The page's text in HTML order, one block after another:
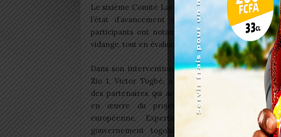
Le sixième Comité Local de Pilotage du projet
l’état d’avancement des actions menées dans
participants ont notamment examiné la gestion
vidange, tout en évaluant les perspectives fixées à
Dans son intervention, le maire adjoint de
Zio 1, Victor Togbé, a salué l’engagement
des partenaires qui accompagnent la mise
en œuvre du projet, à savoir l’Union
européenne, Expertise France et le
gouvernement togolais. Selon lui, cette